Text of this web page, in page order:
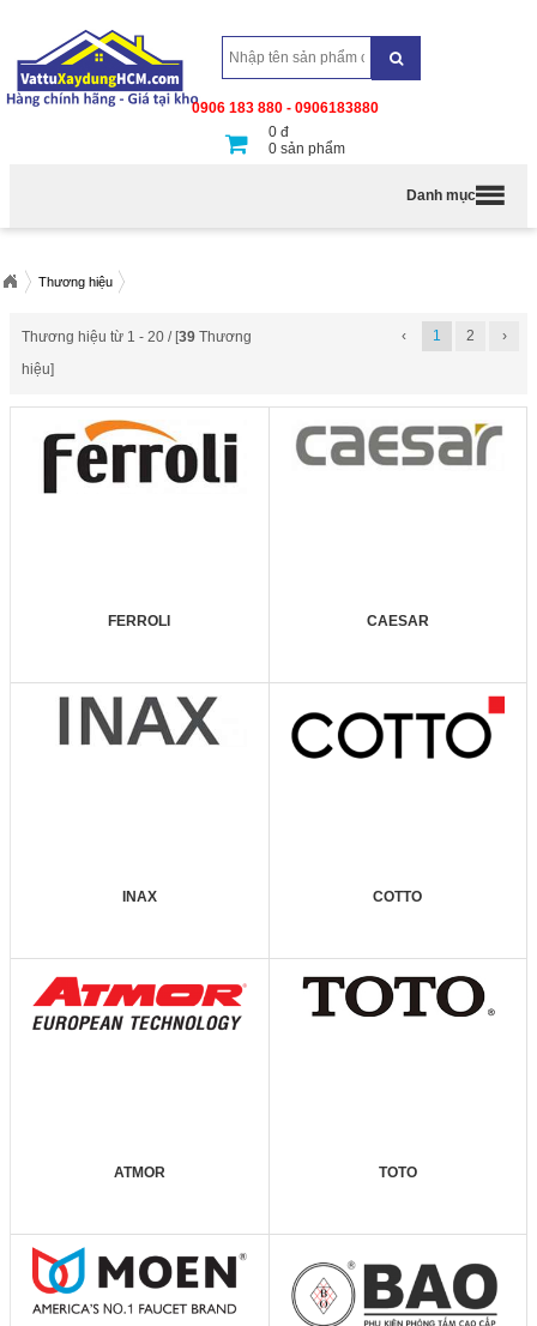
0906 183 880 - 0906183880
0 đ
0 sản phẩm
Danh mục
Thương hiệu
Thương hiệu từ 1 - 20 / [39 Thương
hiệu]
‹ 1 2 ›
FERROLI CAESAR
INAX COTTO
ATMOR TOTO